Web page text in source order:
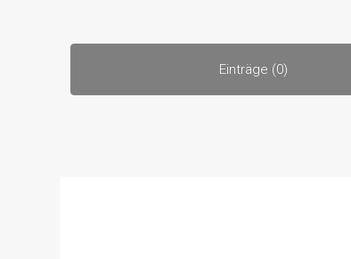
Einträge (0)